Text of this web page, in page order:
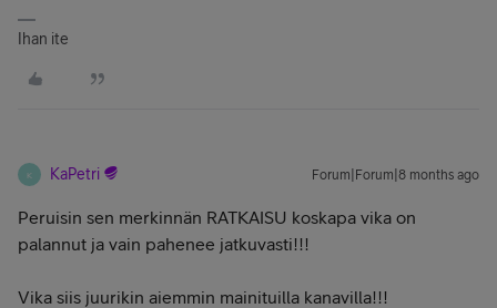
Ihan ite
K KaPetri Forum|Forum|8 months ago
Peruisin sen merkinnän RATKAISU koskapa vika on
palannut ja vain pahenee jatkuvasti!!!
Vika siis juurikin aiemmin mainituilla kanavilla!!!